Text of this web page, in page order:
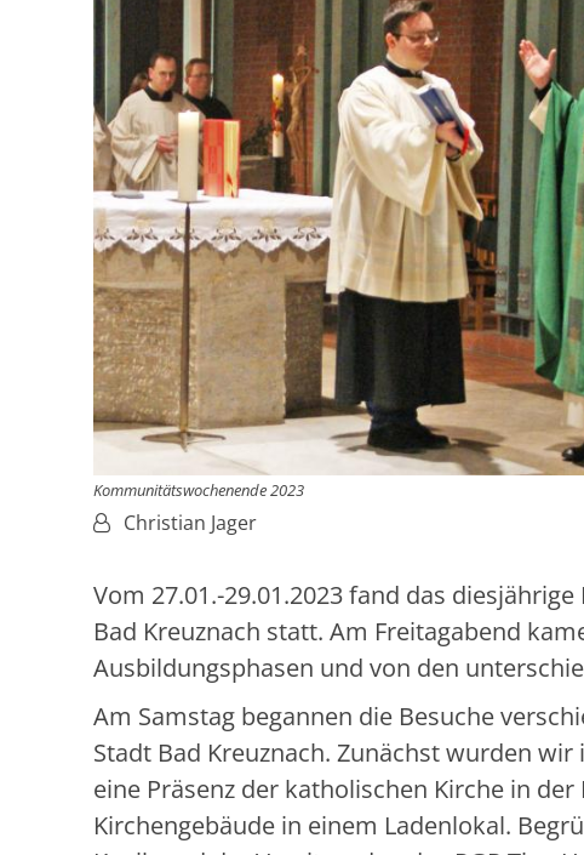
Kommunitätswochenende 2023
Von:Christian Jager
Vom 27.01.-29.01.2023 fand das
Bad Kreuznach statt. Am Freitagabend
Ausbildungsphasen und von den
Am Samstag begannen die Besuche
Stadt Bad Kreuznach. Zunächst wurden
eine Präsenz der katholischen Kirche in
Kirchengebäude in einem Ladenlokal.